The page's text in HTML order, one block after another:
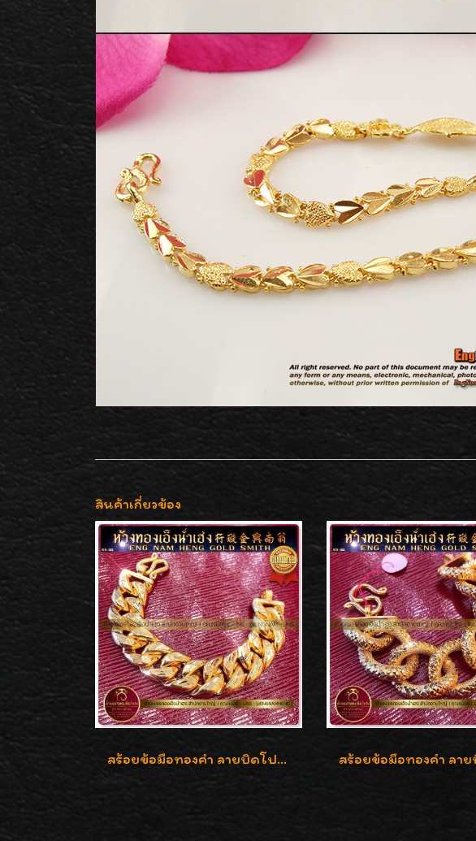
สินค้าเกี่ยวข้อง
สร้อยข้อมือทองคำ ลายบิดโปร่งแกะลาย ทองคำ 96.5% น้ำหนัก 5 บาท สวยค่ะ